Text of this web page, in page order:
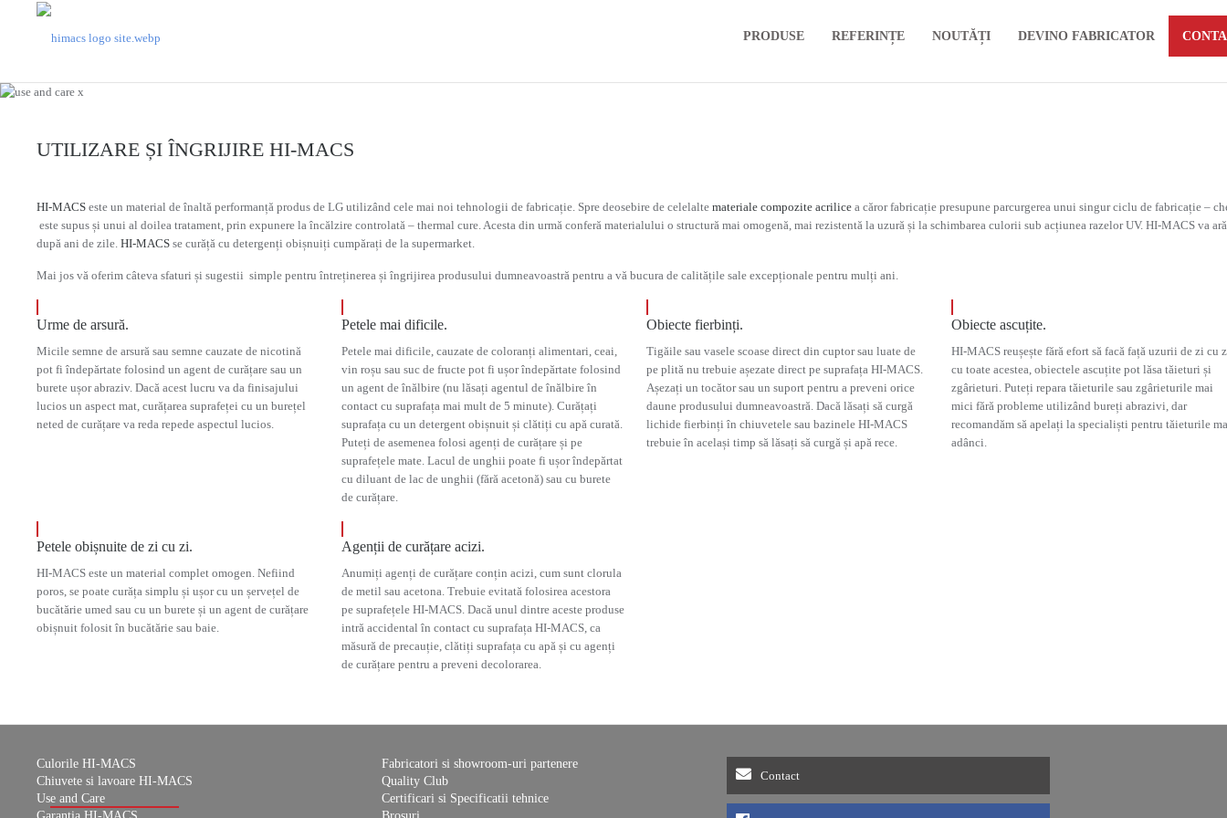
PRODUSE REFERINȚE NOUTĂȚI DEVINO FABRICATOR
UTILIZARE ȘI ÎNGRIJIRE HI-MACS
HI-MACS este un material de înaltă performanță produs de LG utilizând cele mai noi tehnologii de fabricație. Spre deosebire de celelalte materiale compozite acrilice a căror fabricație presupune parcurgerea unui singur ciclu de fabricație –
este supus și unui al doilea tratament, prin expunere la încălzire controlată – thermal cure. Acesta din urmă conferă materialului o structură mai omogenă, mai rezistentă la uzură și la schimbarea culorii sub acțiunea razelor UV. HI-MACS va
după ani de zile. HI-MACS se curăță cu detergenți obișnuiți cumpărați de la supermarket.
Mai jos vă oferim câteva sfaturi și sugestii simple pentru întreținerea și îngrijirea produsului dumneavoastră pentru a vă bucura de calitățile sale excepționale pentru mulți ani.
Urme de arsură.
Micile semne de arsură sau semne cauzate de nicotină
pot fi îndepărtate folosind un agent de curățare sau un
burete ușor abraziv. Dacă acest lucru va da finisajului
lucios un aspect mat, curățarea suprafeței cu un burețel
neted de curățare va reda repede aspectul lucios.
Petele mai dificile.
Petele mai dificile, cauzate de coloranți alimentari, ceai,
vin roșu sau suc de fructe pot fi ușor îndepărtate folosind
un agent de înălbire (nu lăsați agentul de înălbire în
contact cu suprafața mai mult de 5 minute). Curățați
suprafața cu un detergent obișnuit și clătiți cu apă curată.
Puteți de asemenea folosi agenți de curățare și pe
suprafețele mate. Lacul de unghii poate fi ușor îndepărtat
cu diluant de lac de unghii (fără acetonă) sau cu burete
de curățare.
Obiecte fierbinți.
Tigăile sau vasele scoase direct din cuptor sau luate de
pe plită nu trebuie așezate direct pe suprafața HI-MACS.
Așezați un tocător sau un suport pentru a preveni orice
daune produsului dumneavoastră. Dacă lăsați să curgă
lichide fierbinți în chiuvetele sau bazinele HI-MACS
trebuie în același timp să lăsați să curgă și apă rece.
Obiecte ascuțite.
HI-MACS reușește fără efort să facă față uzurii de zi cu
cu toate acestea, obiectele ascuțite pot lăsa tăieturi și
zgârieturi. Puteți repara tăieturile sau zgârieturile mai
mici fără probleme utilizând bureți abrazivi, dar
recomandăm să apelați la specialiști pentru tăieturile
adânci.
Petele obișnuite de zi cu zi.
HI-MACS este un material complet omogen. Nefiind
poros, se poate curăța simplu și ușor cu un șervețel de
bucătărie umed sau cu un burete și un agent de curățare
obișnuit folosit în bucătărie sau baie.
Agenții de curățare acizi.
Anumiți agenți de curățare conțin acizi, cum sunt clorula
de metil sau acetona. Trebuie evitată folosirea acestora
pe suprafețele HI-MACS. Dacă unul dintre aceste produse
intră accidental în contact cu suprafața HI-MACS, ca
măsură de precauție, clătiți suprafața cu apă și cu agenți
de curățare pentru a preveni decolorarea.
Culorile HI-MACS
Chiuvete si lavoare HI-MACS
Use and Care
Fabricatori si showroom-uri partenere
Quality Club
Certificari si Specificatii tehnice
Contact